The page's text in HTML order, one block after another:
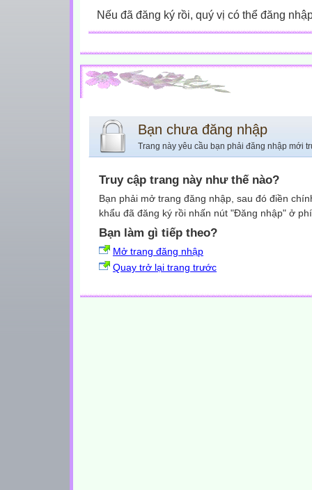
Nếu đã đăng ký rồi, quý vị có thể đăng
Bạn chưa đăng nhập
Trang này yêu cầu bạn phải đăng nhập mới
Truy cập trang này như thế nào?
Bạn phải mở trang đăng nhập, sau đó điền
khẩu đã đăng ký rồi nhấn nút "Đăng nhập" ở
Bạn làm gì tiếp theo?
Mở trang đăng nhập
Quay trở lại trang trước